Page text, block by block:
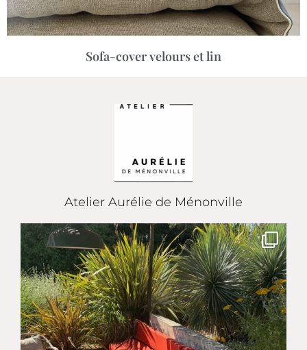
Sofa-cover velours et lin
Atelier Aurélie de Ménonville